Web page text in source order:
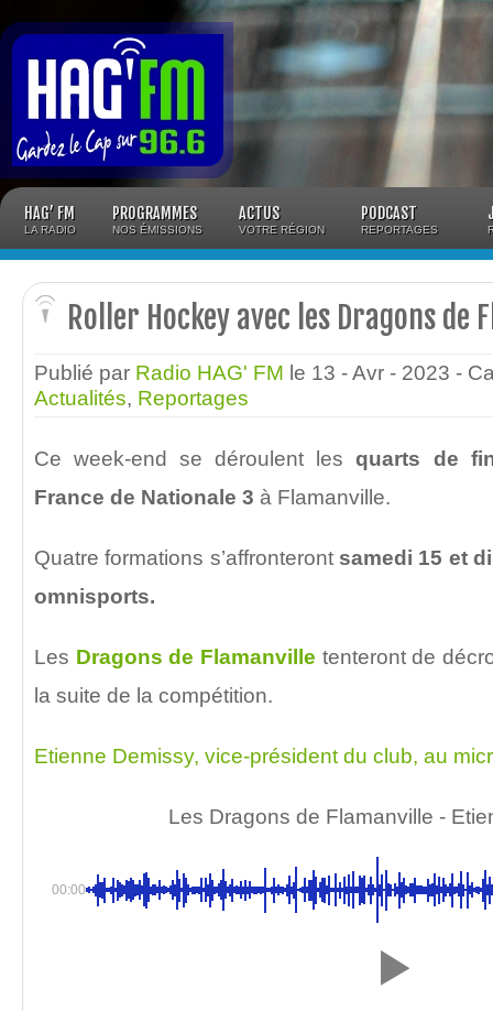
HAG’ FM
LA RADIO
PROGRAMMES
NOS ÉMISSIONS
ACTUS
VOTRE RÉGION
PODCAST
REPORTAGES
Roller Hockey avec les Dragons de
Publié par Radio HAG' FM le 13 - Avr - 2023 -
Actualités, Reportages
Ce week-end se déroulent lesquarts de
France de Nationale 3 à Flamanville.
Quatre formations s’affronteront samedi 15 et
omnisports.
Les Dragons de Flamanville tenteront de
la suite de la compétition.
Etienne Demissy, vice-président du club, au
Les Dragons de Flamanville -
00:00
Panneau de gestion des cookies